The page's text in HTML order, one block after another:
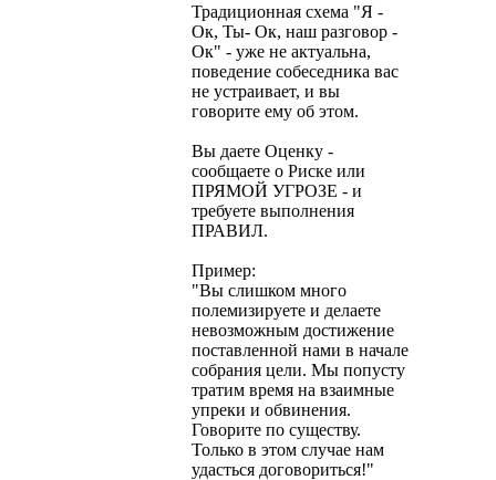
Традиционная схема "Я -
Ок, Ты- Ок, наш разговор -
Ок" - уже не актуальна,
поведение собеседника вас
не устраивает, и вы
говорите ему об этом.
Вы даете Оценку -
сообщаете о Риске или
ПРЯМОЙ УГРОЗЕ - и
требуете выполнения
ПРАВИЛ.
Пример:
"Вы слишком много
полемизируете и делаете
невозможным достижение
поставленной нами в начале
собрания цели. Мы попусту
тратим время на взаимные
упреки и обвинения.
Говорите по существу.
Только в этом случае нам
удасться договориться!"